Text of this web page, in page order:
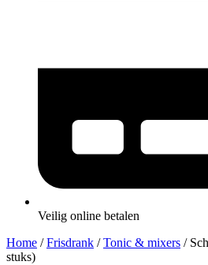
Veilig online betalen
Home /Frisdrank /Tonic & mixers /
stuks)